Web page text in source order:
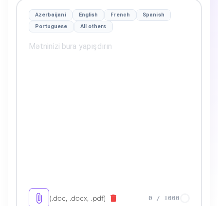
Azerbaijani English French
Spanish
Portuguese
All others
(.doc, .docx, .pdf) 0 / 1000